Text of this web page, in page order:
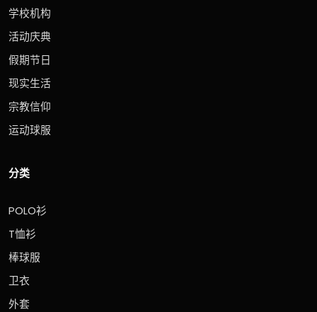
学校机构
活动庆典
假期节日
现实生活
宗教信仰
运动球服
分类
POLO衫
T恤衫
棒球服
卫衣
外套